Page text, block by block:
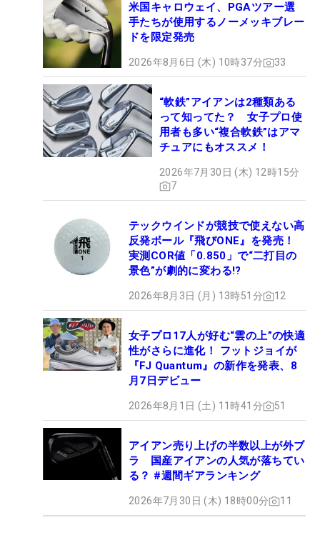
米国キャロウェイ、PGAツアー選
手たちが使用するノーメッキブレー
ドを限定発売
2026年8月6日 (木) 10時37分 33
“軟鉄”アイアンは2種類ある
って知ってた？ 女子プロ使
用者も多い“複合軟鉄”はアマ
チュアにもオススメ！
2026年7月30日 (木) 12時15分
7
テックウインドが競技で使えない高
反発ボール『飛びONE』を発売！
実測COR値「0.850」で“二打目の
景色”が劇的に変わる!?
2026年8月3日 (月) 13時51分 12
女子プロ17人が好む“雲の上”の快適
性がさらに進化！ フットジョイが
『FJ Quantum』の新作を発表、8
月7日デビュー
2026年8月1日 (土) 11時41分 51
アイアン売り上げの半数以上が外ブ
ラ 国産アイアンの人気が落ちてい
る？ #週間ギアランキング
2026年7月30日 (木) 18時00分 11